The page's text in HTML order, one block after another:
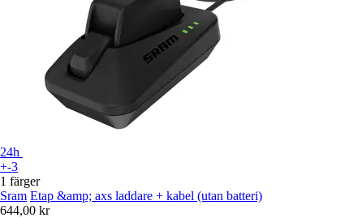
24h
+-3
1 färger
Sram Etap &amp; axs laddare + kabel (utan batteri)
644,00 kr